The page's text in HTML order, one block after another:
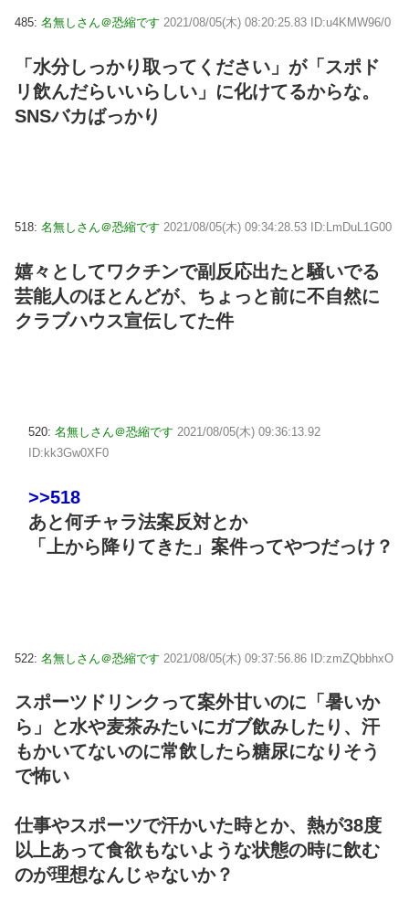
485: 名無しさん＠恐縮です 2021/08/05(木) 08:20:25.83 ID:u4KMW96/0
「水分しっかり取ってください」が「スポド
リ飲んだらいいらしい」に化けてるからな。
SNSバカばっかり
518: 名無しさん＠恐縮です 2021/08/05(木) 09:34:28.53 ID:LmDuL1G00
嬉々としてワクチンで副反応出たと騒いでる
芸能人のほとんどが、ちょっと前に不自然に
クラブハウス宣伝してた件
520: 名無しさん＠恐縮です 2021/08/05(木) 09:36:13.92
ID:kk3Gw0XF0
>>518
あと何チャラ法案反対とか
「上から降りてきた」案件ってやつだっけ？
522: 名無しさん＠恐縮です 2021/08/05(木) 09:37:56.86 ID:zmZQbbhxO
スポーツドリンクって案外甘いのに「暑いか
ら」と水や麦茶みたいにガブ飲みしたり、汗
もかいてないのに常飲したら糖尿になりそう
で怖い
仕事やスポーツで汗かいた時とか、熱が38度
以上あって食欲もないような状態の時に飲む
のが理想なんじゃないか？